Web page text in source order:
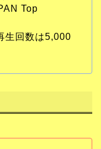
Top
生回数は5,000